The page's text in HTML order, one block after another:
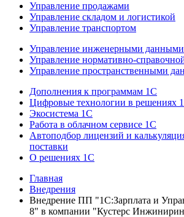
Управление продажами
Управление складом и логистикой
Управление транспортом
Управление инженерными данными
Управление нормативно-
Управление пространственными
Дополнения к программам 1С
Цифровые технологии в решениях
Экосистема 1С
Работа в облачном сервисе 1С
Автоподбор лицензий и
поставки
О решениях 1С
Главная
Внедрения
Внедрение ПП "1С:Зарплата и
8" в компании "Кустерс